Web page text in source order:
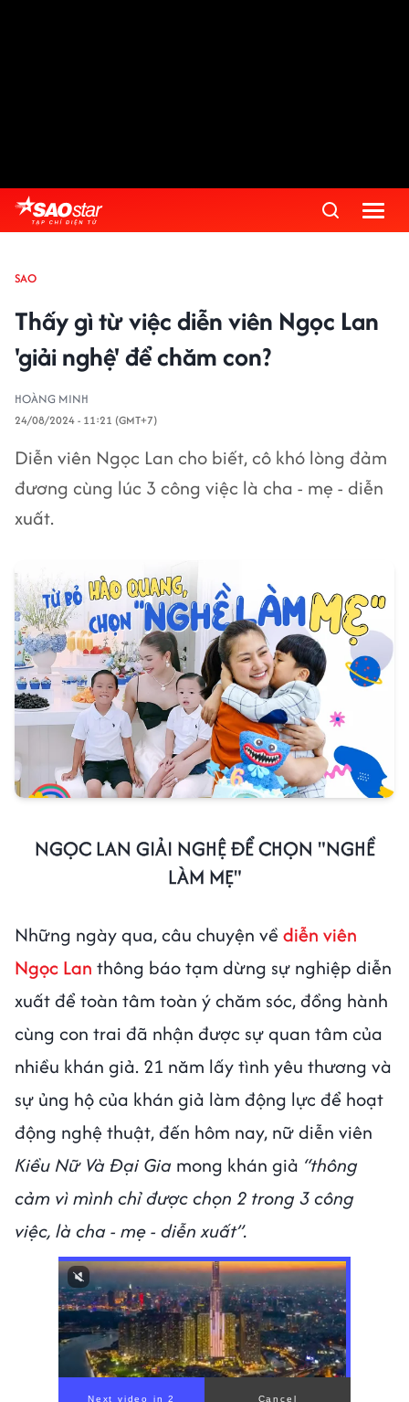
SAO
Thấy gì từ việc diễn viên Ngọc Lan
'giải nghệ' để chăm con?
HOÀNG MINH
24/08/2024 - 11:21 (GMT+7)
Diễn viên Ngọc Lan cho biết, cô khó lòng đảm
đương cùng lúc 3 công việc là cha - mẹ - diễn
xuất.
NGỌC LAN GIẢI NGHỆ ĐỂ CHỌN "NGHỀ
LÀM MẸ"
Những ngày qua, câu chuyện về diễn viên
Ngọc Lan thông báo tạm dừng sự nghiệp diễn
xuất để toàn tâm toàn ý chăm sóc, đồng hành
cùng con trai đã nhận được sự quan tâm của
nhiều khán giả. 21 năm lấy tình yêu thương và
sự ủng hộ của khán giả làm động lực để hoạt
động nghệ thuật, đến hôm nay, nữ diễn viên
Kiều Nữ Và Đại Gia mong khán giả “thông
cảm vì mình chỉ được chọn 2 trong 3 công
việc, là cha - mẹ - diễn xuất”.